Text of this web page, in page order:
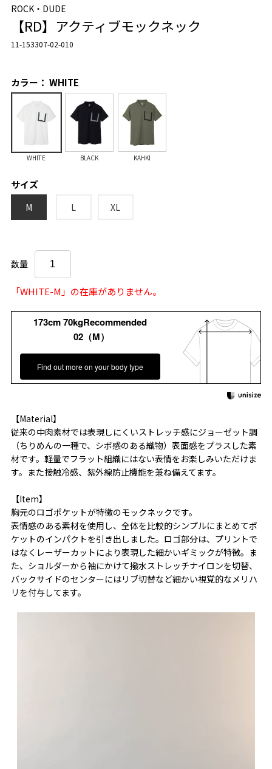
ROCK・DUDE
【RD】アクティブモックネック
11-153307-02-010
カラー： WHITE
WHITE BLACK KAHKI
サイズ
M L XL
数量
「WHITE-M」の在庫がありません。
173cm 70kgRecommended
02（M）
Find out more on your body type
【Material】
従来の中肉素材では表現しにくいストレッチ感にジョーゼット調
（ちりめんの一種で、シボ感のある織物）表面感をプラスした素
材です。軽量でフラット組織にはない表情をお楽しみいただけま
す。また接触冷感、紫外線防止機能を兼ね備えてます。
【Item】
胸元のロゴポケットが特徴のモックネックです。
表情感のある素材を使用し、全体を比較的シンプルにまとめてポ
ケットのインパクトを引き出しました。ロゴ部分は、プリントで
はなくレーザーカットにより表現した細かいギミックが特徴。ま
た、ショルダーから袖にかけて撥水ストレッチナイロンを切替、
バックサイドのセンターにはリブ切替など細かい視覚的なメリハ
リを付与してます。